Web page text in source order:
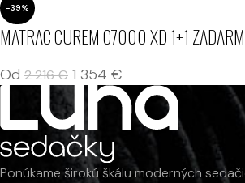
-39%
MATRAC CUREM C7000 XD 1+1
Od 2 216€ 1 354 €
Ponúkame širokú škálu moderných